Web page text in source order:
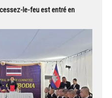
cessez-le-feu est entré en